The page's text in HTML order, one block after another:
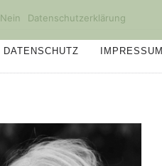
DATENSCHUTZ IMPRESSUM
Nein Datenschutzerklärung